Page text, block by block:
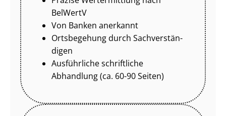
BelWertV
Von Banken anerkannt
Ortsbegehung durch Sach­ver­stän­
di­gen
Ausführliche schriftliche
Abhandlung (ca. 60-90 Seiten)